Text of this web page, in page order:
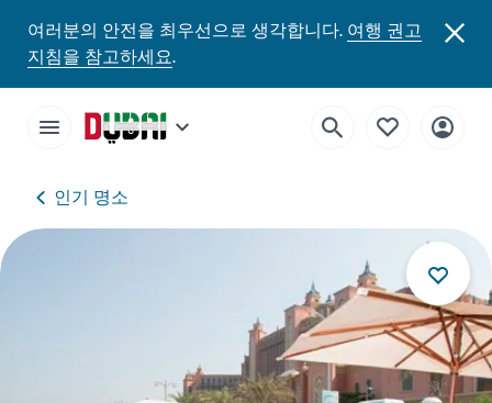
여러분의 안전을 최우선으로 생각합니다.여행 권고
지침을 참고하세요.
인기 명소